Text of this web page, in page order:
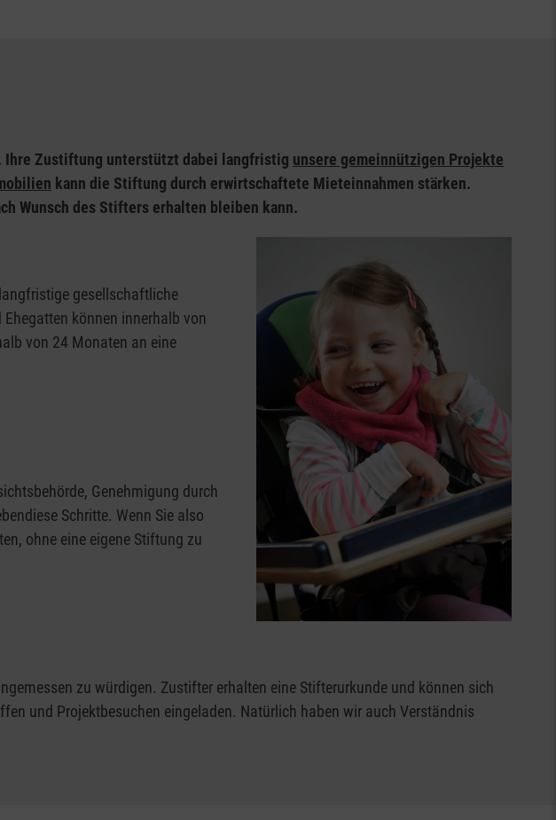
Ihre Zustiftung unterstützt dabei langfristig unsere gemeinnützigen Projekte
kann die Stiftung durch erwirtschaftete Mieteinnahmen stärken.
Wunsch des Stifters erhalten bleiben kann.
gesellschaftliche
können innerhalb von
von 24 Monaten an eine
Genehmigung durch
Schritte. Wenn Sie also
ohne eine eigene Stiftung zu
zu würdigen. Zustifter erhalten eine Stifterurkunde und können sich
und Projektbesuchen eingeladen. Natürlich haben wir auch Verständnis